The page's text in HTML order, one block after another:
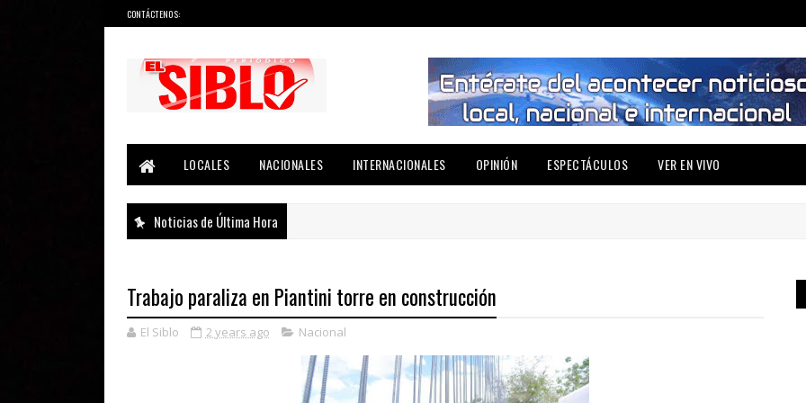
CONTÁCTENOS:
LOCALES
NACIONALES INTERNACIONALES OPINIÓN ESPECTÁCULOS VER EN VIVO
Noticias de Última Hora
Trabajo paraliza en Piantini torre en construcción
El Siblo 2 years ago Nacional